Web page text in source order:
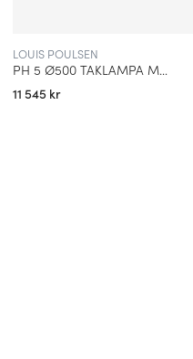
LOUIS POULSEN
PH 5 Ø500 TAKLAMPA MONOCHROME BLACK
11 545 kr